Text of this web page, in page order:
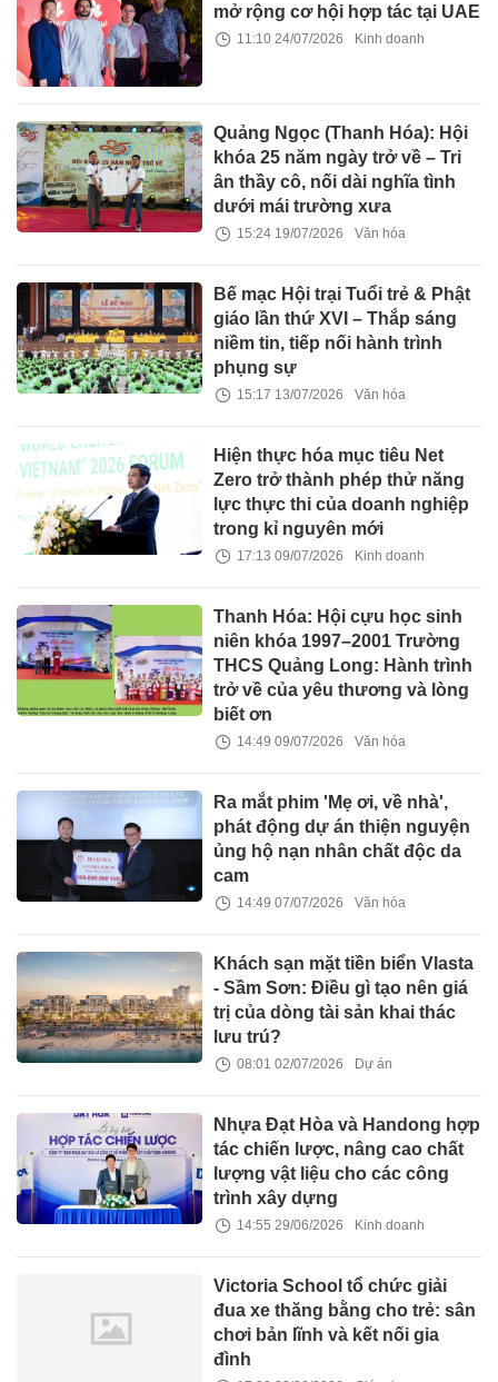
mở rộng cơ hội hợp tác tại UAE
11:10 24/07/2026 Kinh doanh
Quảng Ngọc (Thanh Hóa): Hội
khóa 25 năm ngày trở về – Tri
ân thầy cô, nối dài nghĩa tình
dưới mái trường xưa
15:24 19/07/2026 Văn hóa
Bế mạc Hội trại Tuổi trẻ & Phật
giáo lần thứ XVI – Thắp sáng
niềm tin, tiếp nối hành trình
phụng sự
15:17 13/07/2026 Văn hóa
Hiện thực hóa mục tiêu Net
Zero trở thành phép thử năng
lực thực thi của doanh nghiệp
trong kỉ nguyên mới
17:13 09/07/2026 Kinh doanh
Thanh Hóa: Hội cựu học sinh
niên khóa 1997–2001 Trường
THCS Quảng Long: Hành trình
trở về của yêu thương và lòng
biết ơn
14:49 09/07/2026 Văn hóa
Ra mắt phim 'Mẹ ơi, về nhà',
phát động dự án thiện nguyện
ủng hộ nạn nhân chất độc da
cam
14:49 07/07/2026 Văn hóa
Khách sạn mặt tiền biển Vlasta
- Sầm Sơn: Điều gì tạo nên giá
trị của dòng tài sản khai thác
lưu trú?
08:01 02/07/2026 Dự án
Nhựa Đạt Hòa và Handong hợp
tác chiến lược, nâng cao chất
lượng vật liệu cho các công
trình xây dựng
14:55 29/06/2026 Kinh doanh
Victoria School tổ chức giải
đua xe thăng bằng cho trẻ: sân
chơi bản lĩnh và kết nối gia
đình